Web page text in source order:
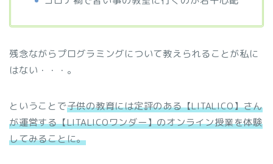
残念ながらプログラミングについて教えられることが私に
はない・・・。
ということで子供の教育には定評のある【LITALICO】さん
が運営する【LITALICOワンダー】のオンライン授業を体験
してみることに。